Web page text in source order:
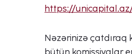
https://
Nəzərinizə çatdıraq